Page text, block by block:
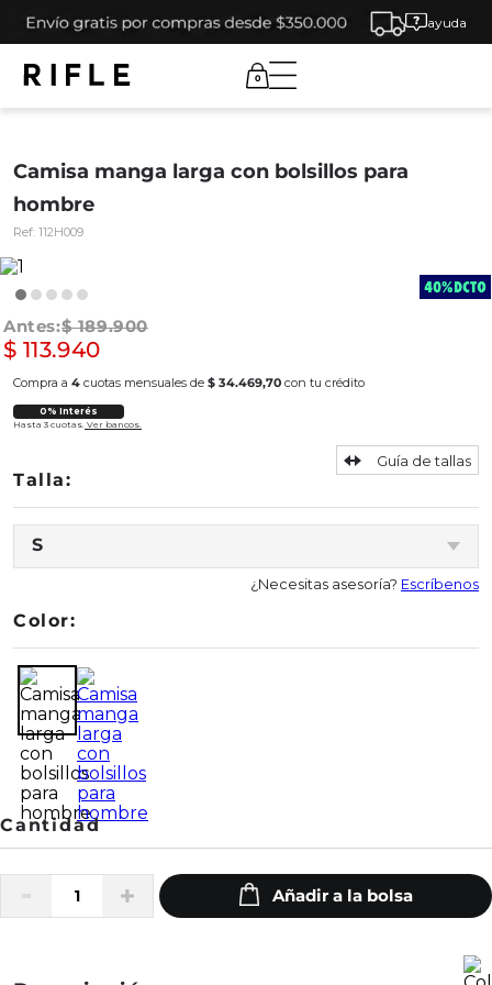
ayuda
0
Camisa manga larga con bolsillos para
hombre
Ref: 112H009
$ 189.900
$ 113.940
Compra a 4 cuotas mensuales de $ 34.469,70 con tu crédito
0% Interés
Hasta 3 cuotas. Ver bancos.
S
Guía de tallas
¿Necesitas asesoría? Escríbenos
Color: